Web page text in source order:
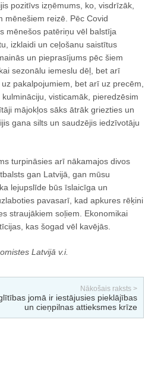
pozitīvs izņēmums, ko, visdrīzāk,
mēnešiem reizē. Pēc Covid
mēnešos patēriņu vēl balstīja
izklaidi un ceļošanu saistītus
un pieprasījums pēc šiem
sezonālu iemeslu dēļ, bet arī
pakalpojumiem, bet arī uz precēm,
visticamāk, pieredzēsim
mājokļos sāks ātrāk griezties un
gana silts un saudzējis iedzīvotāju
turpināsies arī nākamajos divos
gan Latvijā, gan mūsu
lejupslīde būs īslaicīga un
pavasarī, kad apkures rēķini
straujākiem soļiem. Ekonomikai
kas šogad vēl kavējās.
Latvijā v.i.
Nākošais raksts >
jomā ir iestājusies pieklājības
un cieņpilnas attieksmes krīze